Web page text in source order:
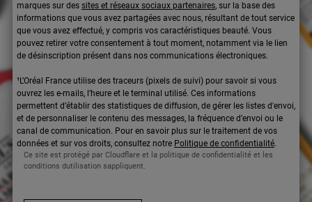
marques sur des sites et réseaux sociaux partenaires, sur la base des
informations que vous avez partagées avec nous, résultant de tout service
que vous avez effectué, y compris vos caractéristiques beauté. Vous
pouvez retirer votre consentement à tout moment, notamment via le lien
de désinscription présent dans nos communications électroniques.
¹L’Oréal France utilise des traceurs (pixels de suivi) pour savoir si vous
ouvrez les e-mails, l’heure et le terminal utilisé. Ces informations
permettent d’établir des statistiques de diffusion, de gérer les listes d'envoi,
et de personnaliser le contenu des messages, la fréquence d’envoi ou le
canal de communication. Pour en savoir plus sur le traitement de vos
données et sur vos droits, consultez notre Politique de confidentialité.
Ce site est protégé par Cloudflare et la politique de confidentialité et les
conditions dutilisation sappliquent.